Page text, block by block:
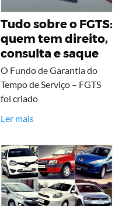
Tudo sobre o FGTS:
quem tem direito,
consulta e saque
O Fundo de Garantia do
Tempo de Serviço – FGTS
foi criado
Ler mais